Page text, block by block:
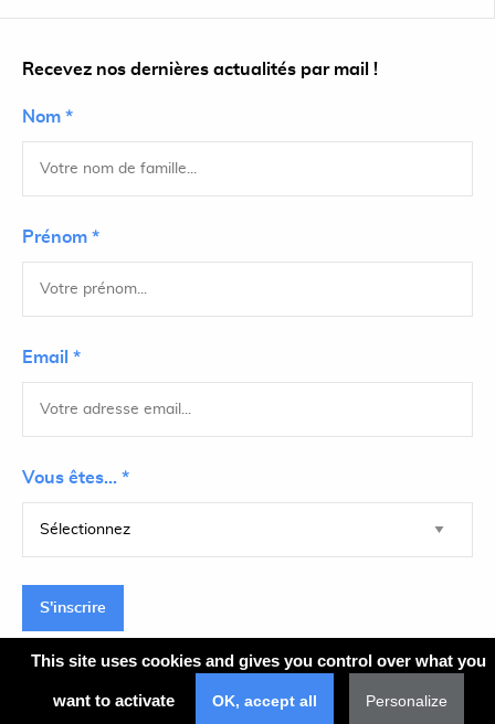
Recevez nos dernières actualités par mail !
Nom *
Prénom *
Email *
Vous êtes... *
S'inscrire
This site uses cookies and gives you control over what you
want to activate OK, accept all Personalize